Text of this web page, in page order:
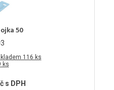
50
116 ks
ks
s DPH